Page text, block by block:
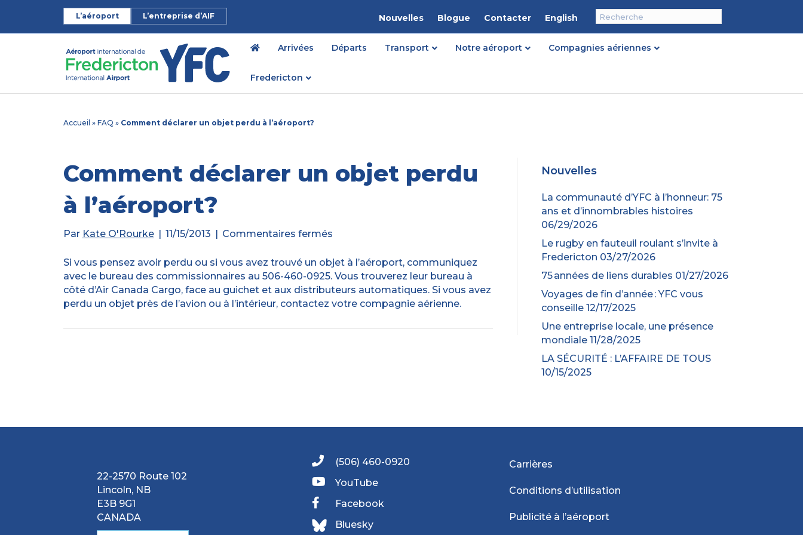
L’aéroport L’entreprise d’AIF Nouvelles Blogue Contacter English
Arrivées Départs Transport Notre aéroport Compagnies aériennes
Fredericton
Accueil » FAQ » Comment déclarer un objet perdu à l’aéroport?
Comment déclarer un objet perdu
à l’aéroport?
Par Kate O'Rourke | 11/15/2013 | Commentaires ferméssur
déclarer
un
objet
perdu
l’aéroport?
Si vous pensez avoir perdu ou si vous avez trouvé un objet à l’aéroport, communiquez
avec le bureau des commissionnaires au 506-460-0925. Vous trouverez leur bureau à
côté d’Air Canada Cargo, face au guichet et aux distributeurs automatiques. Si vous avez
perdu un objet près de l’avion ou à l’intérieur, contactez votre compagnie aérienne.
Nouvelles
La communauté d’YFC à l’honneur: 75
ans et d’innombrables histoires
06/29/2026
Le rugby en fauteuil roulant s’invite à
Fredericton 03/27/2026
75 années de liens durables 01/27/2026
Voyages de fin d’année : YFC vous
conseille 12/17/2025
Une entreprise locale, une présence
mondiale 11/28/2025
LA SÉCURITÉ : L’AFFAIRE DE TOUS
10/15/2025
22-2570 Route 102
Lincoln, NB
E3B 9G1
CANADA
(506) 460-0920
YouTube
Facebook
Bluesky
Carrières
Conditions d’utilisation
Publicité à l’aéroport